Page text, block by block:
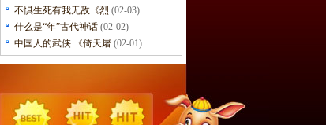
不惧生死有我无敌《烈 (02-03)
什么是“年”古代神话 (02-02)
中国人的武侠 《倚天屠 (02-01)